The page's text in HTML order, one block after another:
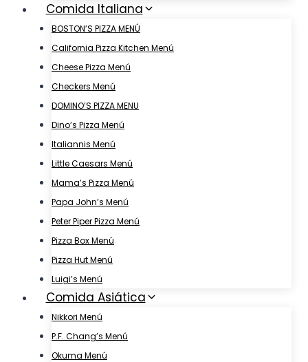
Comida Italiana
BOSTON’S PIZZA MENÚ
California Pizza Kitchen Menú
Cheese Pizza Menú
Checkers Menú
DOMINO’S PIZZA MENU
Dino’s Pizza Menú
Italiannis Menú
Little Caesars Menú
Mama’s Pizza Menú
Papa John’s Menú
Peter Piper Pizza Menú
Pizza Box Menú
Pizza Hut Menú
Luigi’s Menú
Comida Asiática
Nikkori Menú
P.F. Chang’s Menú
Okuma Menú